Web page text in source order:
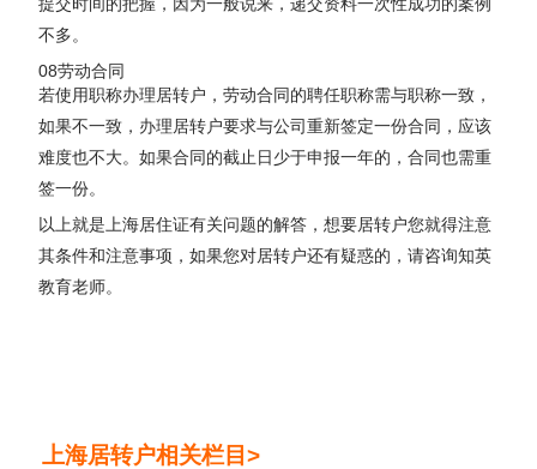
不多。
08劳动合同
若使用职称办理居转户，劳动合同的聘任职称需与职称一致，
如果不一致，办理居转户要求与公司重新签定一份合同，应该
难度也不大。如果合同的截止日少于申报一年的，合同也需重
签一份。
以上就是上海居住证有关问题的解答，想要居转户您就得注意
其条件和注意事项，如果您对居转户还有疑惑的，请咨询知英
教育老师。
上海居转户相关栏目>